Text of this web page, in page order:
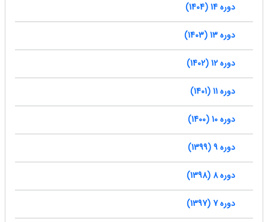
دوره 14 (1404)
دوره 13 (1403)
دوره 12 (1402)
دوره 11 (1401)
دوره 10 (1400)
دوره 9 (1399)
دوره 8 (1398)
دوره 7 (1397)